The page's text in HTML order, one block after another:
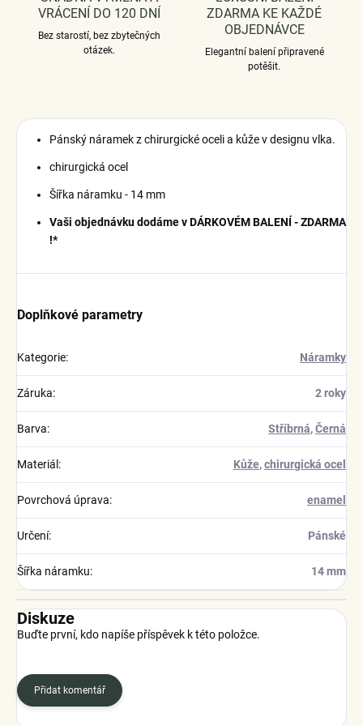
VRÁCENÍ DO 120 DNÍ
Bez starostí, bez zbytečných
otázek.
ZDARMA KE KAŽDÉ
OBJEDNÁVCE
Elegantní balení připravené
potěšit.
Pánský náramek z chirurgické oceli a kůže v designu vlka.
chirurgická ocel
Šířka náramku - 14 mm
Vaši objednávku dodáme v DÁRKOVÉM BALENÍ - ZDARMA
!*
Doplňkové parametry
Kategorie: Náramky
Záruka: 2 roky
Barva: Stříbrná,Černá
Materiál : Kůže,chirurgická ocel
Povrchová úprava: enamel
Určení: Pánské
Šířka náramku: 14 mm
Diskuze
Buďte první, kdo napíše příspěvek k této položce.
Přidat komentář